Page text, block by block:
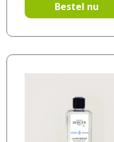
Bestel nu